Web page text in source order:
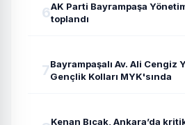
6AK Parti Bayrampaşa
toplandı
7Bayrampaşalı Av. Ali Cengiz
Gençlik Kolları MYK'sında
Kenan Bıçak, Ankara’da